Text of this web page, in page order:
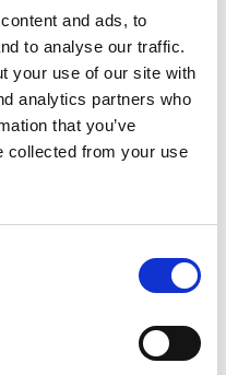
and ads, to
to analyse our traffic.
your use of our site with
analytics partners who
that you’ve
collected from your use
il
prestazioni.
a rispettare
come laISO 9001,
qualificati
fornitori